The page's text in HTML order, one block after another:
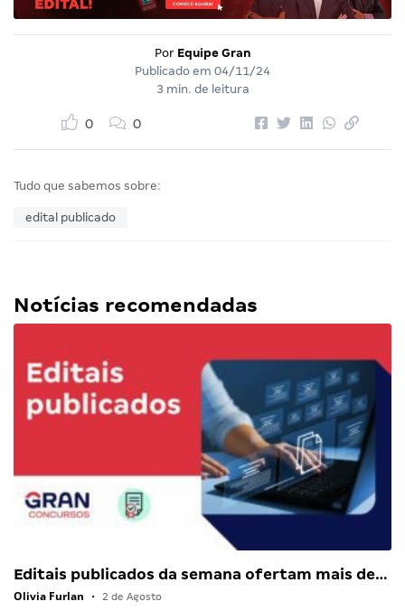
Por Equipe Gran
Publicado em 04/11/24
3 min. de leitura
0 0
Tudo que sabemos sobre:
edital publicado
Notícias recomendadas
Editais publicados da semana ofertam mais de…
Olivia Furlan • 2 de Agosto